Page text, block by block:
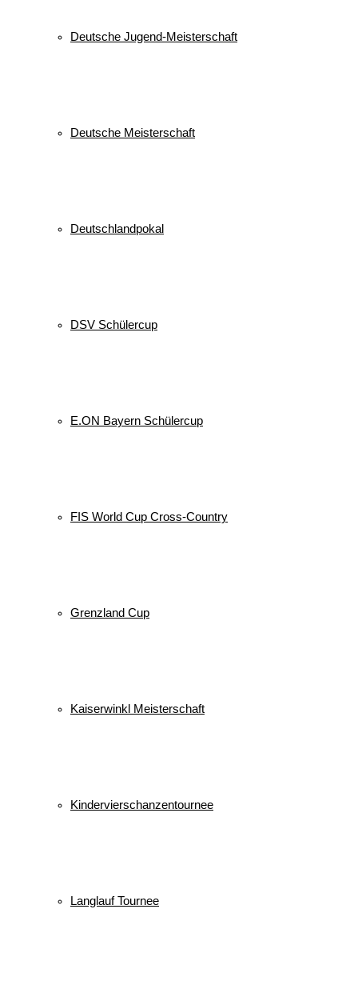
Deutsche Jugend-Meisterschaft
Deutsche Meisterschaft
Deutschlandpokal
DSV Schülercup
E.ON Bayern Schülercup
FIS World Cup Cross-Country
Grenzland Cup
Kaiserwinkl Meisterschaft
Kindervierschanzentournee
Langlauf Tournee